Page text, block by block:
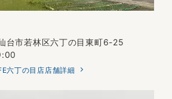
市若林区六丁の目東町6-25
六丁の目店店舗詳細